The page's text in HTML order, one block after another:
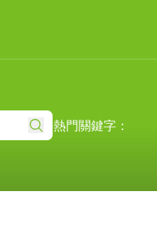
熱門關鍵字：